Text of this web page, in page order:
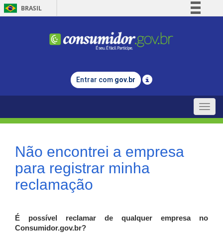
BRASIL
Comunica BR
Legislação
Entrar com gov.br
Toggle
Não encontrei a empresa
para registrar minha
reclamação
É possível reclamar de qualquer empresa no
Consumidor.gov.br?